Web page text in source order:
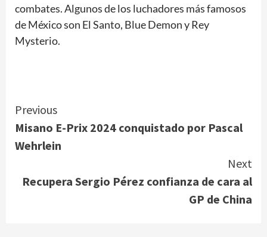
combates. Algunos de los luchadores más famosos
de México son El Santo, Blue Demon y Rey
Mysterio.
Continue
Reading
Previous
Misano E-Prix 2024 conquistado por Pascal
Wehrlein
Next
Recupera Sergio Pérez confianza de cara al
GP de China